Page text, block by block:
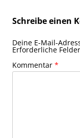
Schreibe einen
Deine E-Mail-
Erforderliche
Kommentar *